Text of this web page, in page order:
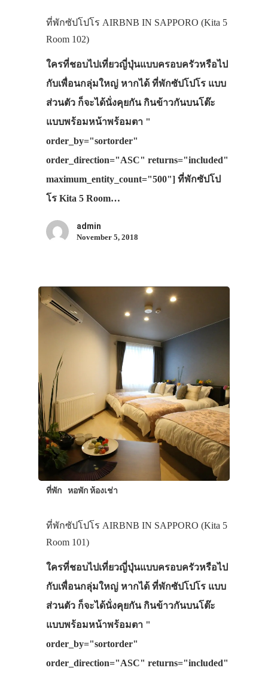
ที่พักซัปโปโร AIRBNB IN SAPPORO (Kita 5
Room 102)
ใครที่ชอบไปเที่ยวญี่ปุ่นแบบครอบครัวหรือไป
กับเพื่อนกลุ่มใหญ่ หากได้ ที่พักซัปโปโร แบบ
ส่วนตัว ก็จะได้นั่งคุยกัน กินข้าวกันบนโต๊ะ
แบบพร้อมหน้าพร้อมตา "
order_by="sortorder"
order_direction="ASC" returns="included"
maximum_entity_count="500"] ที่พักซัปโป
โร Kita 5 Room…
admin
November 5, 2018
ที่พัก หอพัก ห้องเช่า
ที่พักซัปโปโร AIRBNB IN SAPPORO (Kita 5
Room 101)
ใครที่ชอบไปเที่ยวญี่ปุ่นแบบครอบครัวหรือไป
กับเพื่อนกลุ่มใหญ่ หากได้ ที่พักซัปโปโร แบบ
ส่วนตัว ก็จะได้นั่งคุยกัน กินข้าวกันบนโต๊ะ
แบบพร้อมหน้าพร้อมตา "
order_by="sortorder"
order_direction="ASC" returns="included"